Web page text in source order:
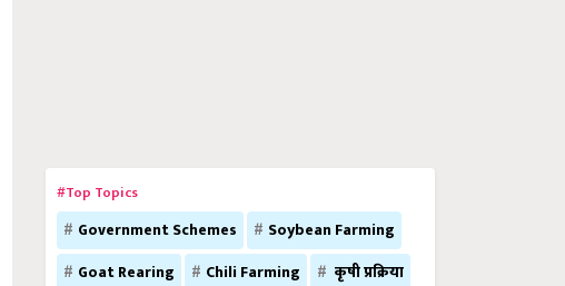
#Top Topics
Government Schemes
Soybean Farming
Goat Rearing
Chili Farming
कृषी प्रक्रिया